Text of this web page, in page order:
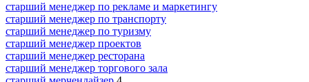
старший менеджер по рекламе и маркетингу
старший менеджер по транспорту
старший менеджер по туризму
старший менеджер проектов
старший менеджер ресторана
старший менеджер торгового зала